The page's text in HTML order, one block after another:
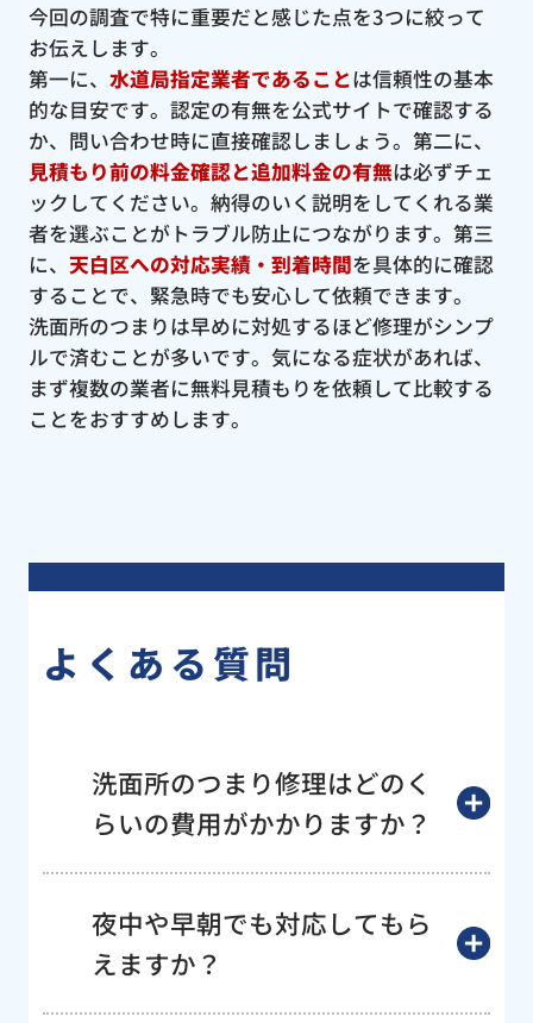
今回の調査で特に重要だと感じた点を3つに絞って
お伝えします。
第一に、 水道局指定業者であることは信頼性の基本
的な目安です。認定の有無を公式サイトで確認する
か、問い合わせ時に直接確認しましょう。第二に、
見積もり前の料金確認と追加料金の有無は必ずチェ
ックしてください。納得のいく説明をしてくれる業
者を選ぶことがトラブル防止につながります。第三
に、 天白区への対応実績・到着時間を具体的に確認
することで、緊急時でも安心して依頼できます。
洗面所のつまりは早めに対処するほど修理がシンプ
ルで済むことが多いです。気になる症状があれば、
まず複数の業者に無料見積もりを依頼して比較する
ことをおすすめします。
よくある質問
洗面所のつまり修理はどのく
らいの費用がかかりますか？
夜中や早朝でも対応してもら
えますか？